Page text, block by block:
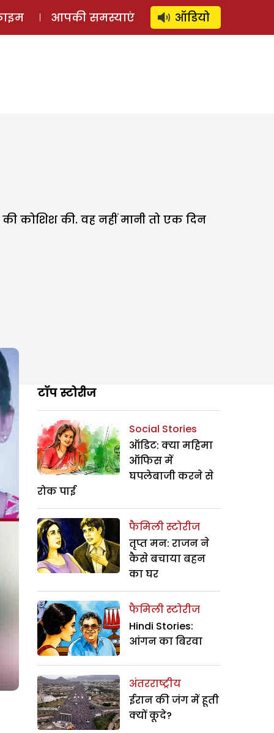
लॉग इन ⚲ SUBSCRIBE
आपकी समस्याएं ऑडियो
कोशिश की. वह नहीं मानी तो एक दिन
टॉप स्टोरीज
Social Stories
ऑडिट: क्या महिमा
ऑफिस में
घपलेबाजी करने से
रोक पाई
फैमिली स्टोरीज
तृप्त मन: राजन ने
कैसे बचाया बहन
का घर
फैमिली स्टोरीज
Hindi Stories:
आंगन का बिरवा
अंतरराष्ट्रीय
ईरान की जंग में हूती
क्यों कूदे?